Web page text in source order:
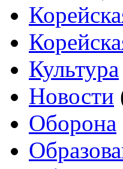
Культура
Новости
Оборона